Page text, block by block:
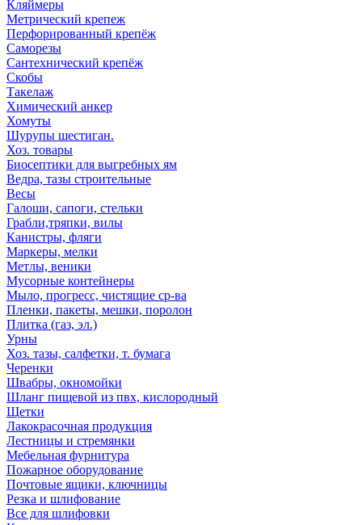
Кляймеры
Метрический крепеж
Перфорированный крепёж
Саморезы
Сантехнический крепёж
Скобы
Такелаж
Химический анкер
Хомуты
Шурупы шестиган.
Хоз. товары
Биосептики для выгребных ям
Ведра, тазы строительные
Весы
Галоши, сапоги, стельки
Грабли,тряпки, вилы
Канистры, фляги
Маркеры, мелки
Метлы, веники
Мусорные контейнеры
Мыло, прогресс, чистящие ср-ва
Пленки, пакеты, мешки, поролон
Плитка (газ, эл.)
Урны
Хоз. тазы, салфетки, т. бумага
Черенки
Швабры, окномойки
Шланг пищевой из пвх, кислородный
Щетки
Лакокрасочная продукция
Лестницы и стремянки
Мебельная фурнитура
Пожарное оборудование
Почтовые ящики, ключницы
Резка и шлифование
Все для шлифовки